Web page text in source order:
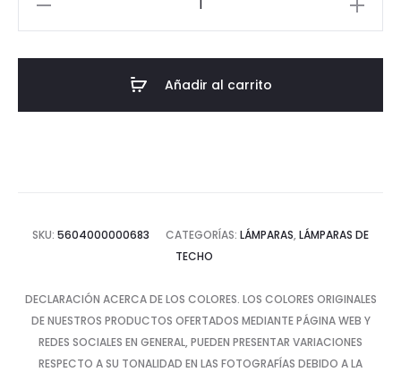
Añadir al carrito
SKU: 5604000000683 CATEGORÍAS: LÁMPARAS, LÁMPARAS DE
TECHO
DECLARACIÓN ACERCA DE LOS COLORES. LOS COLORES ORIGINALES
DE NUESTROS PRODUCTOS OFERTADOS MEDIANTE PÁGINA WEB Y
REDES SOCIALES EN GENERAL, PUEDEN PRESENTAR VARIACIONES
RESPECTO A SU TONALIDAD EN LAS FOTOGRAFÍAS DEBIDO A LA